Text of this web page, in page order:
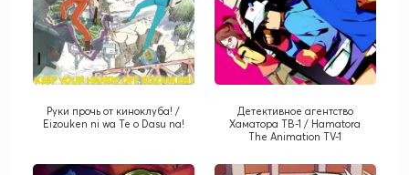
Руки прочь от киноклуба! /
Eizouken ni wa Te o Dasu na!
Детективное агентство
Хаматора ТВ-1 / Hamatora
The Animation TV-1